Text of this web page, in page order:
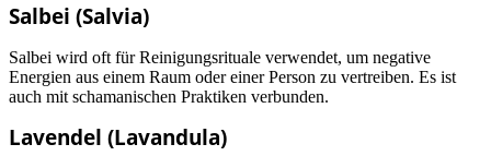
Salbei (Salvia)
Salbei wird oft für Reinigungsrituale verwendet, um negative
Energien aus einem Raum oder einer Person zu vertreiben. Es ist
auch mit schamanischen Praktiken verbunden.
Lavendel (Lavandula)